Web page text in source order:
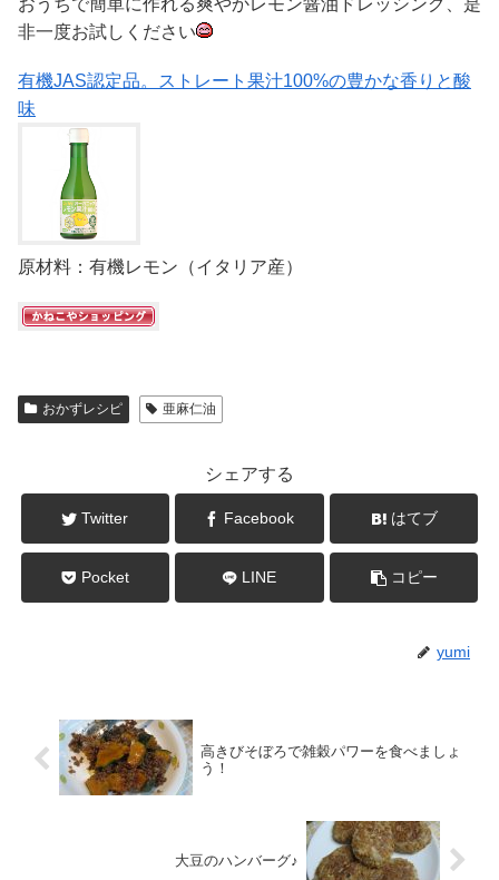
非一度お試しください
有機JAS認定品。ストレート果汁100%の豊かな香りと酸
味
原材料：有機レモン（イタリア産）
おかずレシピ 亜麻仁油
シェアする
Twitter Facebook はてブ
Pocket LINE コピー
yumi
高きびそぼろで雑穀パワーを食べましょ
う！
大豆のハンバーグ♪